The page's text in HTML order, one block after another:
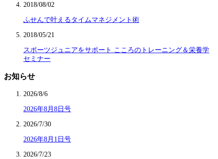
2018/08/02
ふせんで叶えるタイムマネジメント術
2018/05/21
スポーツジュニアをサポート こころのトレーニング＆栄養学
セミナー
お知らせ
2026/8/6
2026年8月8日号
2026/7/30
2026年8月1日号
2026/7/23